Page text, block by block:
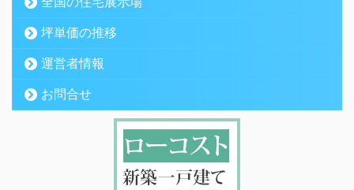
坪単価の推移
運営者情報
お問合せ